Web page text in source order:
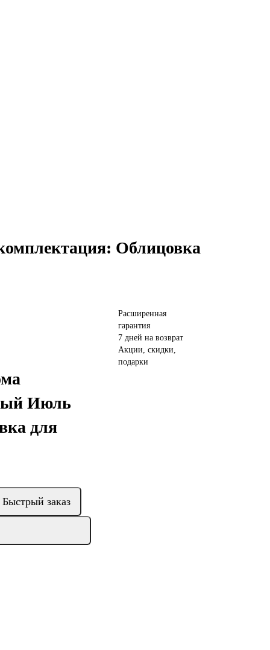
Облицовка
Июль
для
Быстрый заказ
Расширенная
гарантия
7 дней на возврат
Акции, скидки,
подарки